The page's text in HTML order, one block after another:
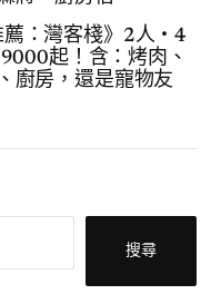
薦：灣客棧》2人‧4
起！含：烤肉、
廚房，還是寵物友
搜尋